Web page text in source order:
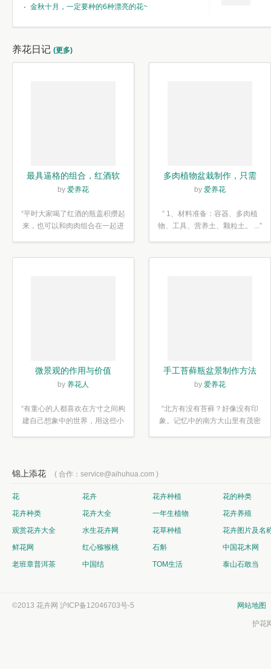
金秋十月，一定要种的6种漂亮的花~
养花日记 (更多)
最具逼格的组合，红酒软
木塞diy多肉植物盆栽
by 爱养花
“平时大家喝了红酒的瓶盖积攒起
来，也可以和肉肉组合在一起进
多肉植物盆栽制作，只需
简单6步
by 爱养花
“ 1、材料准备：容器、多肉植
物、工具、营养土、颗粒土。 ...”
微景观的作用与价值
by 养花人
“有童心的人都喜欢在方寸之间构
建自己想象中的世界，用这些小
手工苔藓瓶盆景制作方法
by 爱养花
“北方有没有苔藓？好像没有印
象。记忆中的南方大山里有茂密
锦上添花 ( 合作：service@aihuhua.com )
花 花卉 花卉种植
花的种类
花卉种类
花卉大全 一年生植物
花卉养殖
观赏花卉大全
水生花卉网 花草种植
花卉图片及名
鲜花网
红心猕猴桃 石斛
中国花木网
老班章普洱茶
中国结 TOM生活 泰山石敢当
©2013 花卉网 沪ICP备12046703号-5 网站地图
护花